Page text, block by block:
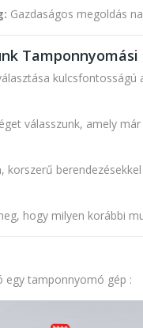
Gazdaságos megoldás
kulcsfontosságú
válasszunk, amely
korszerű
hogy milyen korábbi
egy tamponnyomó gép :